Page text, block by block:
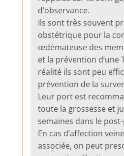
d’observance.
Ils sont très souvent
obstétrique pour la
œdémateuse des
et la prévention d’une
réalité ils sont peu
prévention de la
Leur port est
toute la grossesse et
semaines dans le
En cas d’affection
associée, on peut